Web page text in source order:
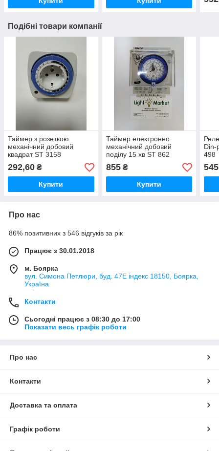
Подібні товари компанії
Таймер з розеткою
механічний добовий
квадрат ST 3158
292,60 ₴
Купити
Таймер електронно
механічний добовий
поділу 15 хв ST 862
855₴
Купити
Din-
498
Про нас
86% позитивних з 546 відгуків за рік
Працює з 30.01.2018
м. Боярка
вул. Симона Петлюри, буд. 47Е індекс 18150, Боярка,
Україна
Контакти
Сьогодні працює з 08:30 до 17:00
Показати весь графік роботи
Про нас
Контакти
Доставка та оплата
Графік роботи